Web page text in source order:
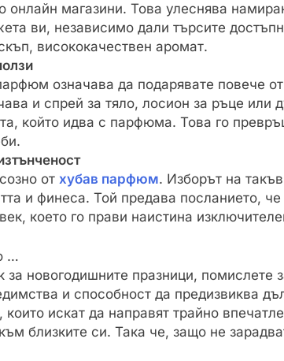
онлайн магазини. Това улеснява
ви, независимо дали търсите
висококачествен аромат.
означава да подарявате повече
и спрей за тяло, лосион за ръце или
който идва с парфюма. Това го
отхубав парфюм. Изборът на
и финеса. Той предава посланието,
което го прави наистина
…
за новогодишните празници,
и способност да предизвиква
които искат да направят трайно
близките си. Така че, защо не